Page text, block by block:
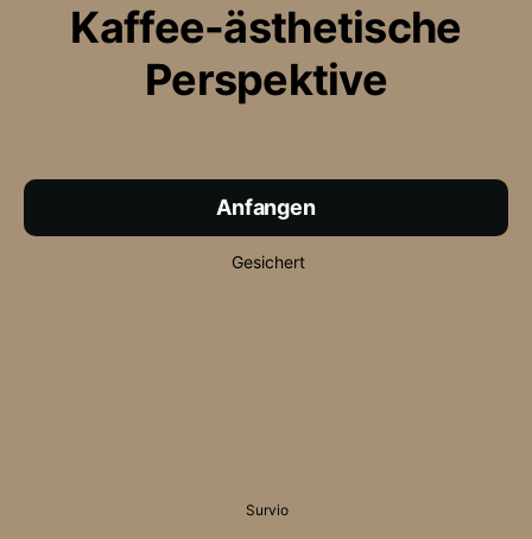
Kaffee-ästhetische
Perspektive
Anfangen
Gesichert
Survio